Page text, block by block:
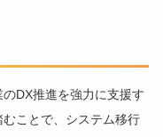
DX推進を強力に支援す
ことで、システム移行